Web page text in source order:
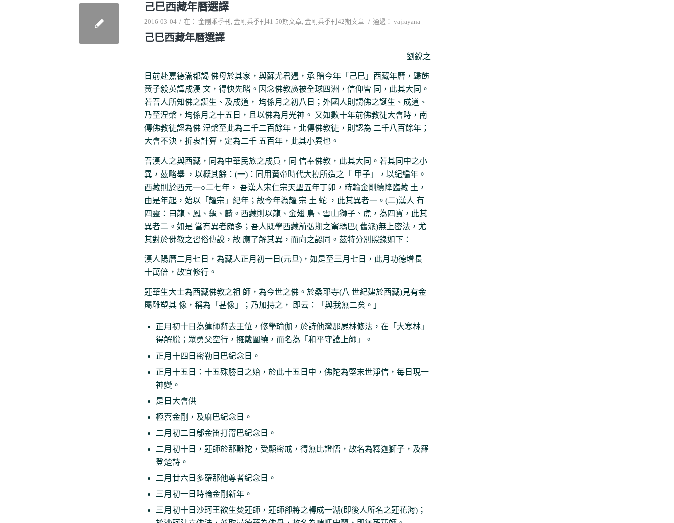
己巳西藏年曆選譯
2016-03-04 / 在： 金剛乘季刊 , 金剛乘季刊41-50期文章, 金剛乘季刊42期文章 / 通過： vajrayana
己巳西藏年曆選譯
劉銳之
日前赴嘉德滿都謁 佛母於其家，與蘇尤君遇，承 贈今年「己巳」西藏年曆，歸飭
黃子毅英譯成漢 文，得快先睹。因念佛教廣被全球四洲，信仰皆 同，此其大同。
若吾人所知佛之誕生、及成道， 均係月之初八日；外國人則謂佛之誕生、成道、
乃至涅槃，均係月之十五日，且以佛為月光神。 又如數十年前佛教徒大會時，南
傳佛教徒認為佛 涅槃至此為二千二百餘年，北傳佛教徒，則認為 二千八百餘年；
大會不決，折衷計算，定為二千 五百年，此其小異也。
吾漢人之與西藏，同為中華民族之成員，同 信奉佛教，此其大同。若其同中之小
異，茲略舉 ，以概其餘：(一)：同用黃帝時代大撓所造之「 甲子」，以紀編年。
西藏則於西元一○二七年， 吾漢人宋仁宗天聖五年丁卯，時輪金剛續降臨藏 土，
由是年起，始以「耀宗」紀年；故今年為耀 宗 土 蛇 ，此其異者一。(二)漢人 有
四靈：曰龍、鳳、龜、麟。西藏則以龍、金翅 鳥、雪山獅子、虎，為四寶，此其
異者二。如是 當有異者頗多；吾人既學西藏前弘期之甯瑪巴( 舊派)無上密法，尤
其對於佛教之習俗傳說，故 應了解其異，而向之認同。茲特分別照錄如下：
漢人陽曆二月七日，為藏人正月初一日(元旦)，如是至三月七日，此月功德增長
十萬倍，故宜修行。
蓮華生大士為西藏佛教之祖 師，為今世之佛。於桑耶寺(八 世紀建於西藏)見有金
屬雕塑其 像，稱為「甚像」；乃加持之， 即云：「與我無二矣。」
正月初十日為蓮師辭去王位，修學瑜伽，於詩他灣那屍林修法，在「大寒林」
得解脫；眾勇父空行，擁戴圍繞，而名為「和平守護上師」。
正月十四日密勒日巴紀念日。
正月十五日：十五殊勝日之始，於此十五日中，佛陀為堅末世淨信，每日現一
神變。
是日大會供
極喜金剛，及麻巴紀念日。
二月初二日鄔金笛打甯巴紀念日。
二月初十日，蓮師於那難陀，受顯密戒，得無比證悟，故名為釋迦獅子，及羅
登楚詩。
二月廿六日多羅那他尊者紀念日。
三月初一日時輪金剛新年。
三月初十日沙珂王欲生焚蓮師，蓮師卻將之轉成一湖(即後人所名之蓮花海)；